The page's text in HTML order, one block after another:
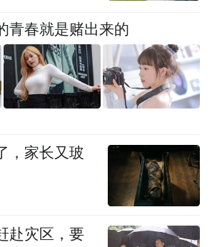
品内容(包括在内的视频、图片或音
自媒体平台“大风号”用户上传并发
息存储空间服务。
above (including the videos,
if any) is uploaded and posted
Hao, which is a social media
provides information storage
青春就是赌出来的
，家长又玻
赴灾区，要